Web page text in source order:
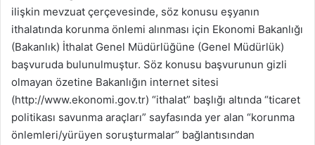
ilişkin mevzuat çerçevesinde, söz konusu eşyanın
ithalatında korunma önlemi alınması için Ekonomi Bakanlığı
(Bakanlık) İthalat Genel Müdürlüğüne (Genel Müdürlük)
başvuruda bulunulmuştur. Söz konusu başvurunun gizli
olmayan özetine Bakanlığın internet sitesi
(http://www.ekonomi.gov.tr) “ithalat” başlığı altında “ticaret
politikası savunma araçları” sayfasında yer alan “korunma
önlemleri/yürüyen soruşturmalar” bağlantısından